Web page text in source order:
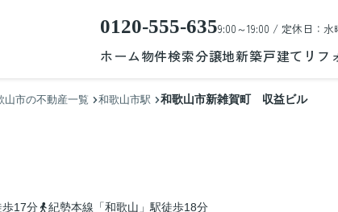
0120-555-6359:00～19:00 / 定休日：水
ホーム物件検索分譲地新築戸建て リフ
山市の不動産一覧 和歌山市駅 和歌山市新雑賀町 収益ビル
歩17分 紀勢本線「和歌山」駅徒歩18分